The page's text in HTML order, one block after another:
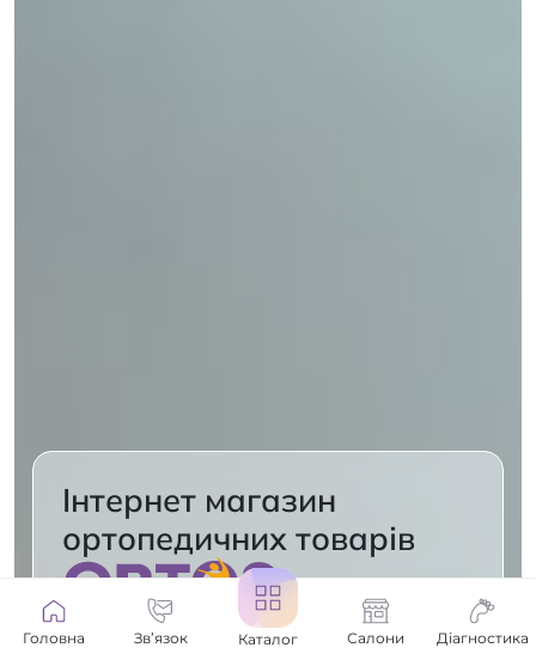
Інтернет магазин
ортопедичних товарів
Каталог
Головна Зв’язок Каталог Салони Діагностика